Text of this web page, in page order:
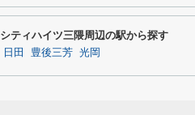
シティハイツ三隈周辺の駅から探す
日田 豊後三芳 光岡